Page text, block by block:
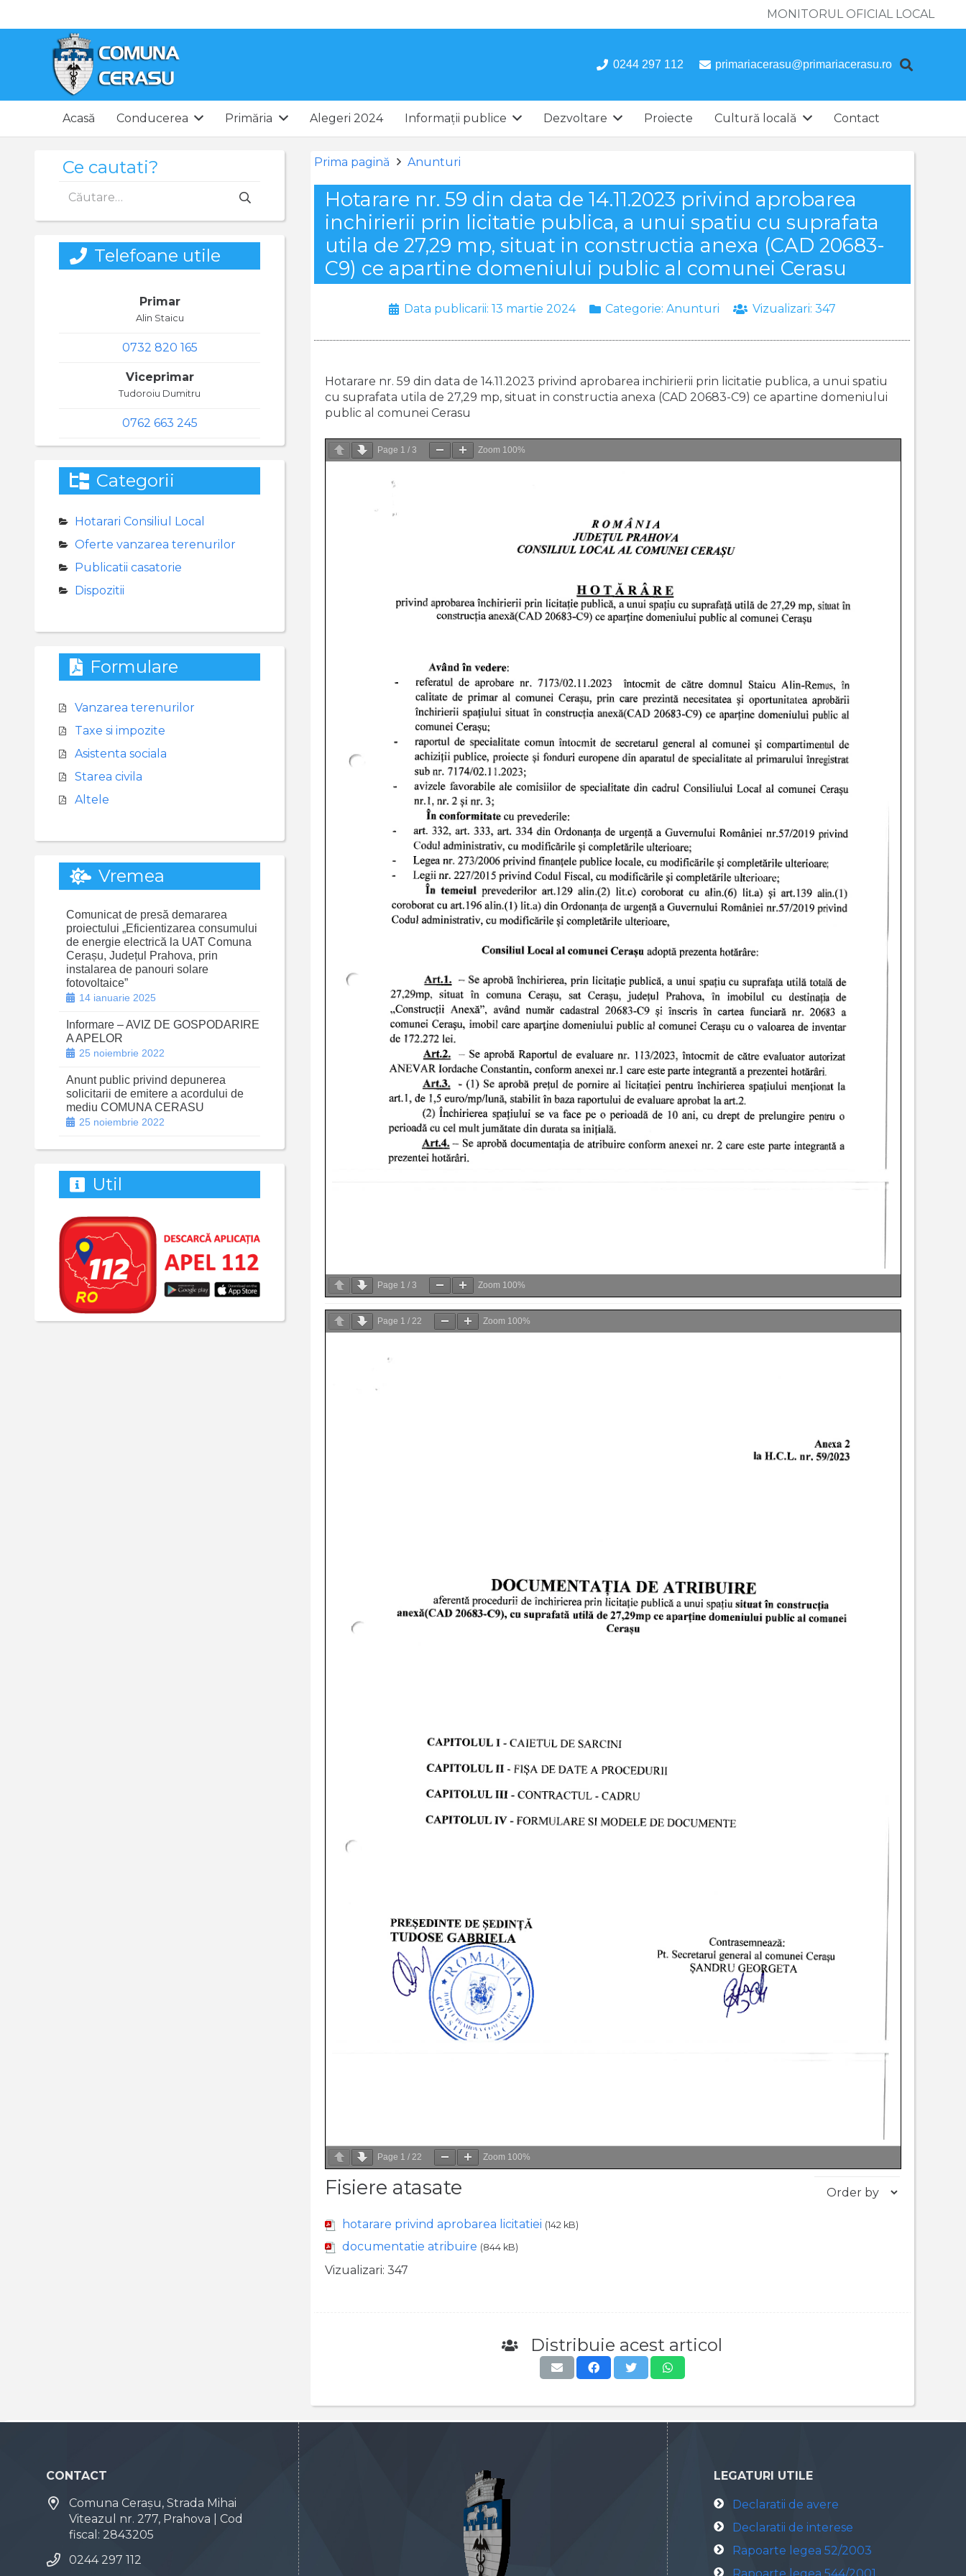
MONITORUL OFICIAL LOCAL
0244 297 112 primariacerasu@primariacerasu.ro
Acasă Conducerea Primăria Alegeri 2024 Informații publice Dezvoltare Proiecte Cultură locală Contact
Prima pagină Anunturi
Hotarare nr. 59 din data de 14.11.2023 privind aprobarea
inchirierii prin licitatie publica, a unui spatiu cu suprafata
utila de 27,29 mp, situat in constructia anexa (CAD 20683-
C9) ce apartine domeniului public al comunei Cerasu
Data publicarii: 13 martie 2024 Categorie:Anunturi Vizualizari: 347
Hotarare nr. 59 din data de 14.11.2023 privind aprobarea inchirierii prin licitatie publica, a unui spatiu
cu suprafata utila de 27,29 mp, situat in constructia anexa (CAD 20683-C9) ce apartine domeniului
public al comunei Cerasu
Page 1 / 3 Zoom 100%
Page 1 / 3 Zoom 100%
Page 1 / 22 Zoom 100%
Page 1 / 22 Zoom 100%
Fisiere atasate
hotarare privind aprobarea licitatiei (142 kB)
documentatie atribuire (844 kB)
Vizualizari: 347
Distribuie acest articol
Ce cautati?
după:
Telefoane utile
Primar
Alin Staicu
0732 820 165
Viceprimar
Tudoroiu Dumitru
0762 663 245
Categorii
Hotarari Consiliul Local
Oferte vanzarea terenurilor
Publicatii casatorie
Dispozitii
Formulare
Vanzarea terenurilor
Taxe si impozite
Asistenta sociala
Starea civila
Altele
Vremea
Comunicat de presă demararea
proiectului „Eficientizarea consumului
de energie electrică la UAT Comuna
Cerașu, Județul Prahova, prin
instalarea de panouri solare
fotovoltaice”
14 ianuarie 2025
Informare – AVIZ DE GOSPODARIRE
A APELOR
25 noiembrie 2022
Anunt public privind depunerea
solicitarii de emitere a acordului de
mediu COMUNA CERASU
25 noiembrie 2022
Util
CONTACT
Comuna Cerașu, Strada Mihai
Viteazul nr. 277, Prahova | Cod
fiscal: 2843205
0244 297 112
LEGATURI UTILE
Declaratii de avere
Declaratii de interese
Rapoarte legea 52/2003